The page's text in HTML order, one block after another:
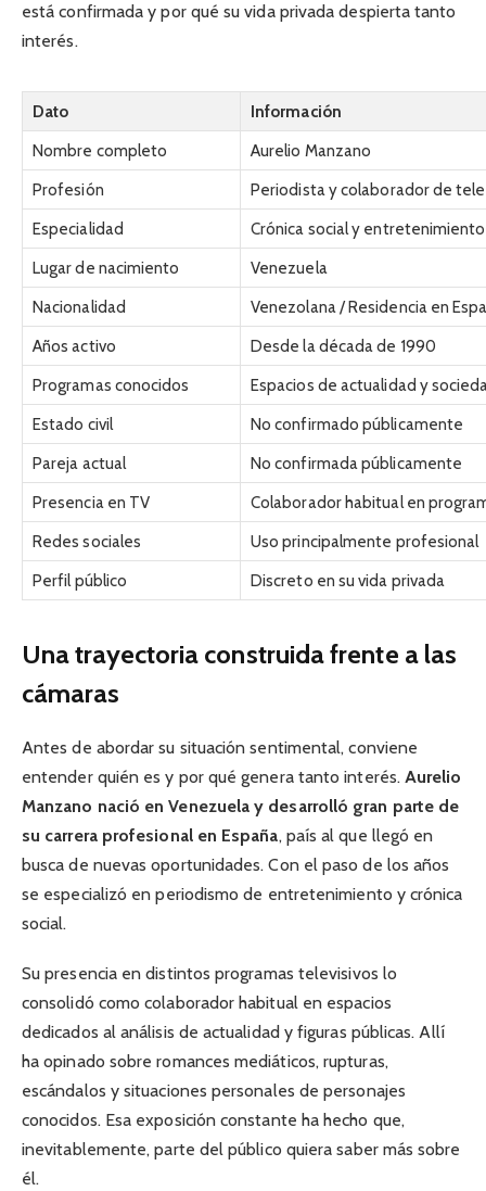
está confirmada y por qué su vida privada despierta tanto
interés.
Dato
Información
Nombre completo
Aurelio Manzano
Profesión
Periodista y colaborador de
Especialidad
Crónica social y entretenimiento
Lugar de nacimiento
Venezuela
Nacionalidad
Venezolana / Residencia en
Años activo
Desde la década de 1990
Programas conocidos
Espacios de actualidad y
Estado civil
No confirmado públicamente
Pareja actual
No confirmada públicamente
Presencia en TV
Colaborador habitual en
Redes sociales
Uso principalmente profesional
Perfil público
Discreto en su vida privada
Una trayectoria construida frente a las
cámaras
Antes de abordar su situación sentimental, conviene
entender quién es y por qué genera tanto interés. Aurelio
Manzano nació en Venezuela y desarrolló gran parte de
su carrera profesional en España, país al que llegó en
busca de nuevas oportunidades. Con el paso de los años
se especializó en periodismo de entretenimiento y crónica
social.
Su presencia en distintos programas televisivos lo
consolidó como colaborador habitual en espacios
dedicados al análisis de actualidad y figuras públicas. Allí
ha opinado sobre romances mediáticos, rupturas,
escándalos y situaciones personales de personajes
conocidos. Esa exposición constante ha hecho que,
inevitablemente, parte del público quiera saber más sobre
él.